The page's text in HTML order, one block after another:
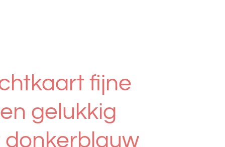
fijne
gelukkig